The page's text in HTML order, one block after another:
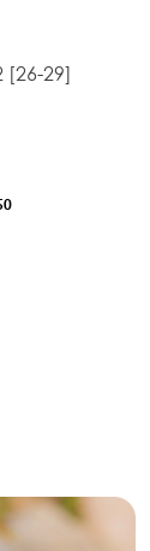
[26-29]